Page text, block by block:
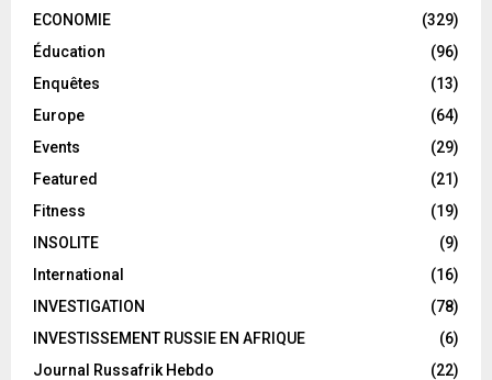
ECONOMIE
(329)
Éducation
(96)
Enquêtes
(13)
Europe
(64)
Events
(29)
Featured
(21)
Fitness
(19)
INSOLITE
(9)
International
(16)
INVESTIGATION
(78)
INVESTISSEMENT RUSSIE EN AFRIQUE
(6)
Journal Russafrik Hebdo
(22)